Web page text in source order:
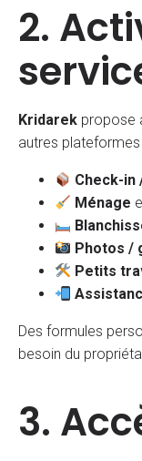
2.
Kridarek propose
autres plateformes
Check-in
Ménage
Photos /
Petits
Des formules
besoin du
3.